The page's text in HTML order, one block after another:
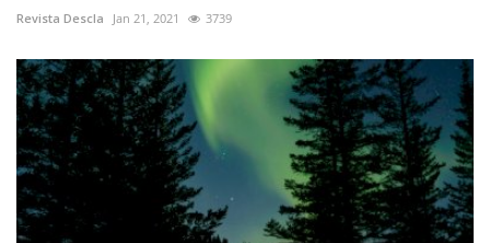
Revista Descla Jan 21, 2021 3739